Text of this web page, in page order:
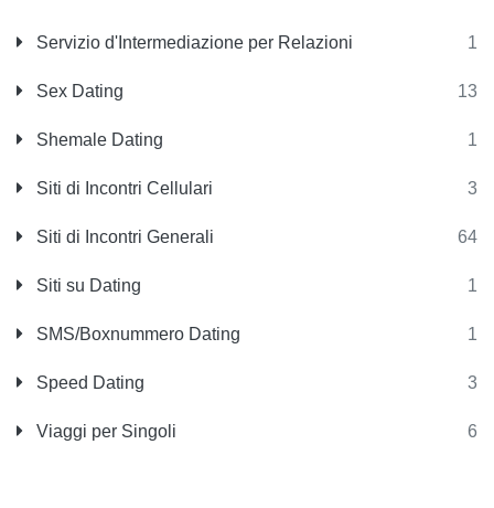
Servizio d'Intermediazione per Relazioni 1
Sex Dating 13
Shemale Dating 1
Siti di Incontri Cellulari 3
Siti di Incontri Generali 64
Siti su Dating 1
SMS/Boxnummero Dating 1
Speed Dating 3
Viaggi per Singoli 6